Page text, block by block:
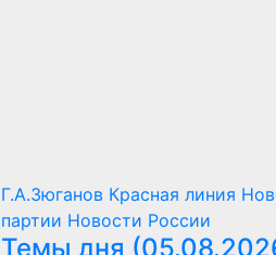
Г.А.Зюганов Красная линия
партии Новости России
Темы дня